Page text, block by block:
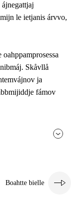
le ietjanis árvvo,
Skåvllå
ja
fámov
Boahtte bielle